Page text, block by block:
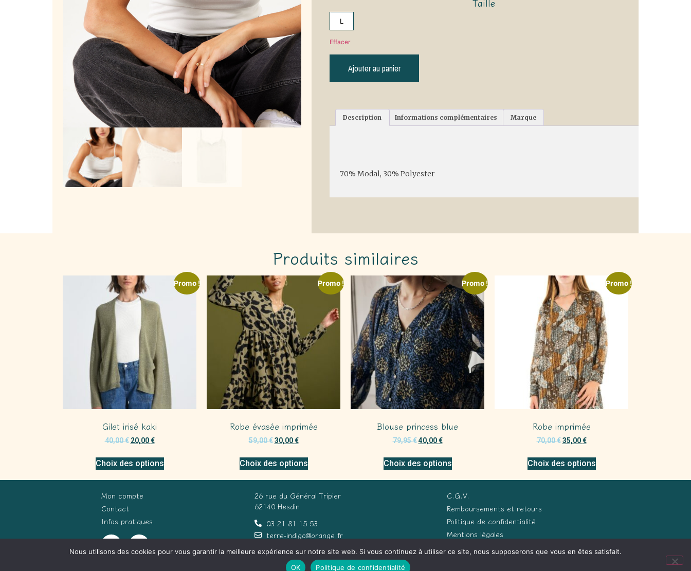
Taille
L
Effacer
Ajouter au panier
Description Informations complémentaires Marque
70% Modal, 30% Polyester
Produits similaires
Promo !
Gilet irisé kaki
40,00€ 20,00€
Choix des options
Promo !
Robe évasée imprimée
59,00€ 30,00€
Choix des options
Promo !
Blouse princess blue
79,95€ 40,00€
Choix des options
Promo !
Robe imprimée
70,00€ 35,00€
Choix des options
Mon compte
Contact
Infos pratiques
26 rue du Général Tripier
62140 Hesdin
03 21 81 15 53
terre-indigo@orange.fr
C.G.V.
Remboursements et retours
Politique de confidentialité
Mentions légales
Conception Process Développements
Nous utilisons des cookies pour vous garantir la meilleure expérience sur notre site web. Si vous continuez à utiliser ce site, nous supposerons que vous en êtes satisfait.
OK
Politique de confidentialité